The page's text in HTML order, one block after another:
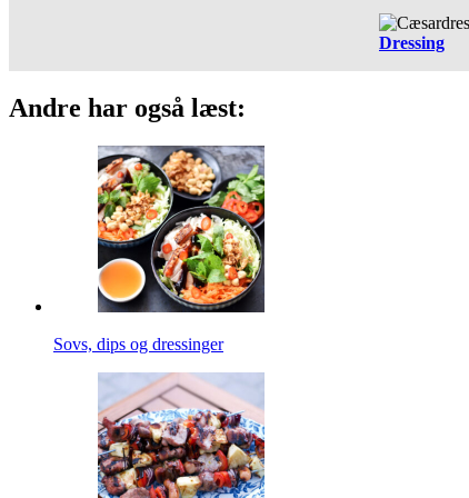
Dressing
Andre har også læst:
Sovs, dips og dressinger